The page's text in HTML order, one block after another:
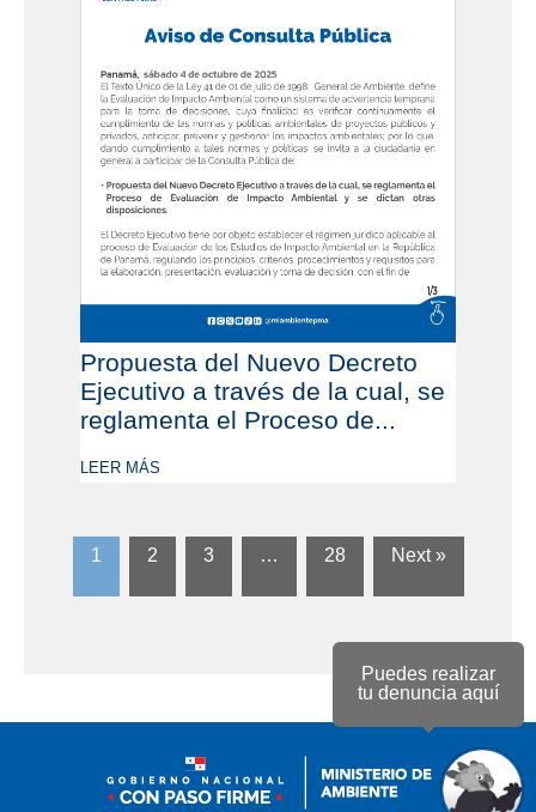
Puedes realizar
tu denuncia aquí
Propuesta del Nuevo Decreto
Ejecutivo a través de la cual, se
reglamenta el Proceso de...
LEER MÁS
1 2 3 … 28 Next »